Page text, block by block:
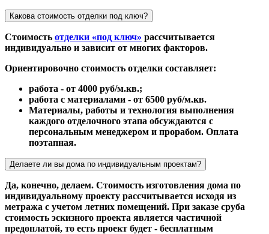
Какова стоимость отделки под ключ?
Стоимость отделки «под ключ» рассчитывается
индивидуально и зависит от многих факторов.
Ориентировочно стоимость отделки составляет:
работа - от 4000 руб/м.кв.;
работа с материалами - от 6500 руб/м.кв.
Материалы, работы и технология выполнения
каждого отделочного этапа обсуждаются с
персональным менеджером и прорабом. Оплата
поэтапная.
Делаете ли вы дома по индивидуальным проектам?
Да, конечно, делаем. Стоимость изготовления дома по
индивидуальному проекту рассчитывается исходя из
метража с учетом летних помещений. При заказе сруба
стоимость эскизного проекта является частичной
предоплатой, то есть проект будет - бесплатным